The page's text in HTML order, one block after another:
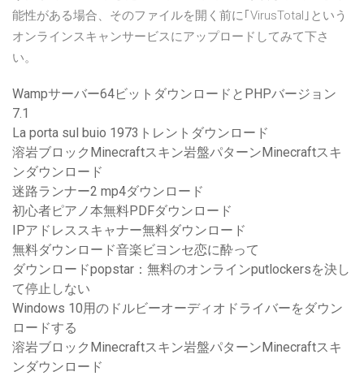
能性がある場合、そのファイルを開く前に｢VirusTotal｣という
オンラインスキャンサービスにアップロードしてみて下さ
い。
Wampサーバー64ビットダウンロードとPHPバージョン
7.1
La porta sul buio 1973トレントダウンロード
溶岩ブロックMinecraftスキン岩盤パターンMinecraftスキ
ンダウンロード
迷路ランナー2 mp4ダウンロード
初心者ピアノ本無料PDFダウンロード
IPアドレススキャナー無料ダウンロード
無料ダウンロード音楽ビヨンセ恋に酔って
ダウンロードpopstar：無料のオンラインputlockersを決し
て停止しない
Windows 10用のドルビーオーディオドライバーをダウン
ロードする
溶岩ブロックMinecraftスキン岩盤パターンMinecraftスキ
ンダウンロード